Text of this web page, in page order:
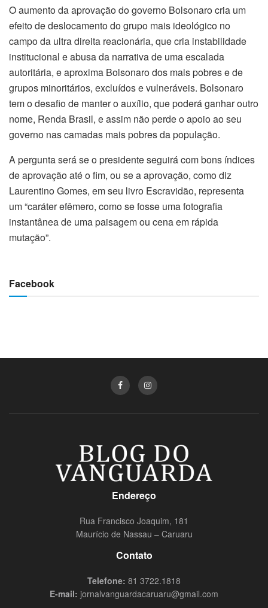
O aumento da aprovação do governo Bolsonaro cria um
efeito de deslocamento do grupo mais ideológico no
campo da ultra direita reacionária, que cria instabilidade
institucional e abusa da narrativa de uma escalada
autoritária, e aproxima Bolsonaro dos mais pobres e de
grupos minoritários, excluídos e vulneráveis. Bolsonaro
tem o desafio de manter o auxílio, que poderá ganhar outro
nome, Renda Brasil, e assim não perde o apoio ao seu
governo nas camadas mais pobres da população.
A pergunta será se o presidente seguirá com bons índices
de aprovação até o fim, ou se a aprovação, como diz
Laurentino Gomes, em seu livro Escravidão, representa
um “caráter efêmero, como se fosse uma fotografia
instantânea de uma paisagem ou cena em rápida
mutação”.
Facebook
Endereço
Rua Francisco Joaquim, 181
Maurício de Nassau – Caruaru
Contato
Telefone: 81 3722.1818
E-mail: jornalvanguardacaruaru@gmail.com